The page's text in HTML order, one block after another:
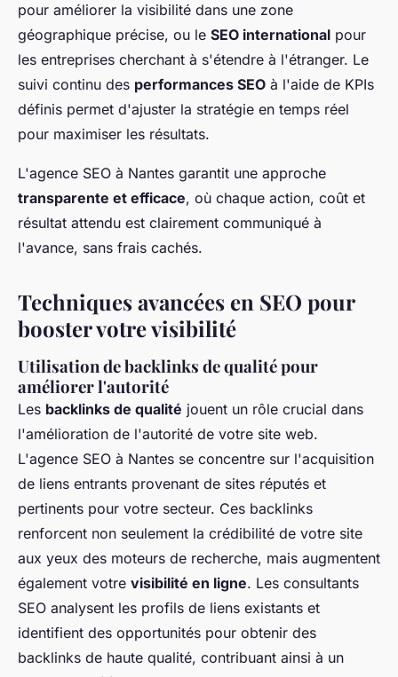
pour améliorer la visibilité dans une zone
géographique précise, ou le SEO international pour
les entreprises cherchant à s'étendre à l'étranger. Le
suivi continu des performances SEO à l'aide de KPIs
définis permet d'ajuster la stratégie en temps réel
pour maximiser les résultats.
L'agence SEO à Nantes garantit une approche
transparente et efficace, où chaque action, coût et
résultat attendu est clairement communiqué à
l'avance, sans frais cachés.
Techniques avancées en SEO pour
booster votre visibilité
Utilisation de backlinks de qualité pour
améliorer l'autorité
Les backlinks de qualité jouent un rôle crucial dans
l'amélioration de l'autorité de votre site web.
L'agence SEO à Nantes se concentre sur l'acquisition
de liens entrants provenant de sites réputés et
pertinents pour votre secteur. Ces backlinks
renforcent non seulement la crédibilité de votre site
aux yeux des moteurs de recherche, mais augmentent
également votre visibilité en ligne. Les consultants
SEO analysent les profils de liens existants et
identifient des opportunités pour obtenir des
backlinks de haute qualité, contribuant ainsi à un